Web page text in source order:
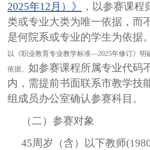
2025年12月）》
，以参赛课程
类或专业大类为唯一依据，而
是何院系或专业的学生为依据。
以《职业教育专业教学标准—2025年修订》明
依据。 如参赛课程所属专业代码
内，需提前书面联系市教学技
组成员办公室确认参赛科目。
（二）参赛对象
45周岁（含）以下教师